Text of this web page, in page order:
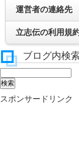
運営者の連絡先
立志伝の利用規
ブログ内検
スポンサードリンク